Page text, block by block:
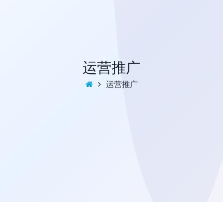
运营推广
运营推广